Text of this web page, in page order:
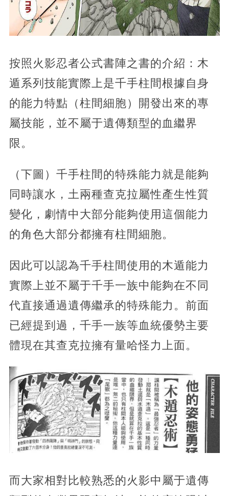
按照火影忍者公式書陣之書的介紹：木
遁系列技能實際上是千手柱間根據自身
的能力特點（柱間細胞）開發出來的專
屬技能，並不屬于遺傳類型的血繼界
限。
（下圖）千手柱間的特殊能力就是能夠
同時讓水，土兩種查克拉屬性產生性質
變化，劇情中大部分能夠使用這個能力
的角色大部分都擁有柱間細胞。
因此可以認為千手柱間使用的木遁能力
實際上並不屬于千手一族中能夠在不同
代直接通過遺傳繼承的特殊能力。前面
已經提到過，千手一族等血統優勢主要
體現在其查克拉擁有量哈怪力上面。
而大家相對比較熟悉的火影中屬于遺傳